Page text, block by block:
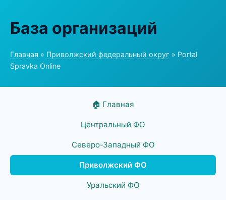
База организаций
Главная » Приволжский федеральный округ » Portal
Spravka Online
🏠 Главная
Центральный ФО
Северо-Западный ФО
Приволжский ФО
Уральский ФО